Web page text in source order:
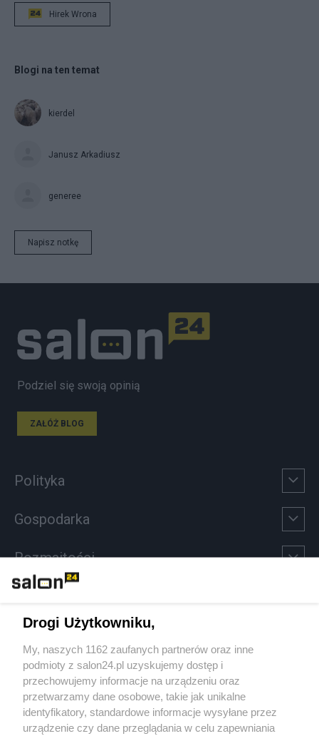
Hirek Wrona
Blogi na ten temat
kierdel
Janusz Arkadiusz
generee
Napisz notkę
Podziel się swoją opinią
ZAŁÓŻ BLOG
Polityka
Gospodarka
Rozmaitości
Sport
Społeczeństwo
Kultura
Drogi Użytkowniku,
My, naszych 1162 zaufanych partnerów oraz inne
podmioty z salon24.pl uzyskujemy dostęp i
przechowujemy informacje na urządzeniu oraz
przetwarzamy dane osobowe, takie jak unikalne
identyfikatory, standardowe informacje wysyłane przez
urządzenie czy dane przeglądania w celu zapewniania